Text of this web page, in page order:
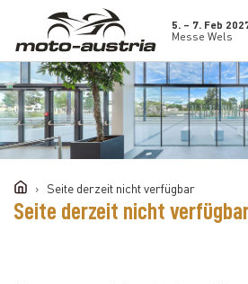
5. – 7. Feb
Messe Wels
Seite derzeit nicht verfügbar
Seite derzeit nicht